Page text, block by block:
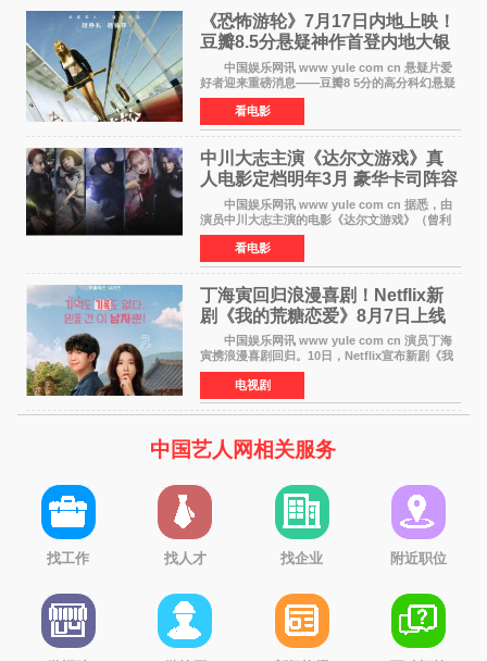
《恐怖游轮》7月17日内地上映！
豆瓣8.5分悬疑神作首登内地大银
中国娱乐网讯 www yule com cn 悬疑片爱
好者迎来重磅消息——豆瓣8 5分的高分科幻悬疑
电影《恐怖游轮》正式宣布定档7月17日在内地上
映。这部由英国导演克里斯托弗·史密斯执导、惊
悚片女王梅
看电影
中川大志主演《达尔文游戏》真
人电影定档明年3月 豪华卡司阵容
公开
中国娱乐网讯 www yule com cn 据悉，由
演员中川大志主演的电影《达尔文游戏》（曾利
文彦执导）将于明年3月12日上映，该消息于7月9
日公布。 本片为累计发行量突破1000万册的
同名漫画的真
看电影
丁海寅回归浪漫喜剧！Netflix新
剧《我的荒糖恋爱》8月7日上线
中国娱乐网讯 www yule com cn 演员丁海
寅携浪漫喜剧回归。10日，Netflix宣布新剧《我
的荒糖恋爱》将于下月7日上线。 《我的荒糖
恋爱》是一部浪漫喜剧，讲述患上失忆症的检察
官高恩彩与
电视剧
中国艺人网相关服务
找工作 找人才 找企业 附近职位